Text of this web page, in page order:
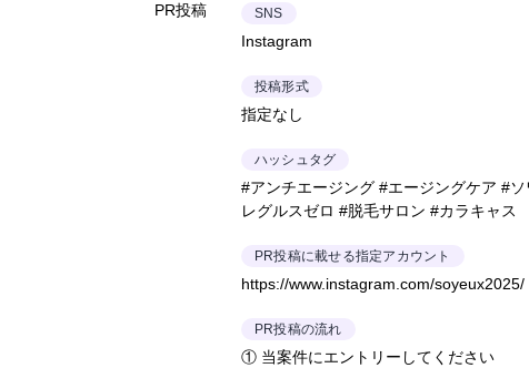
PR投稿 SNS
Instagram
投稿形式
指定なし
ハッシュタグ
#アンチエージング #エージングケア #
レグルスゼロ #脱毛サロン #カラキャス
PR投稿に載せる指定アカウント
https://www.instagram.com/soyeux2025/
PR投稿の流れ
① 当案件にエントリーしてください